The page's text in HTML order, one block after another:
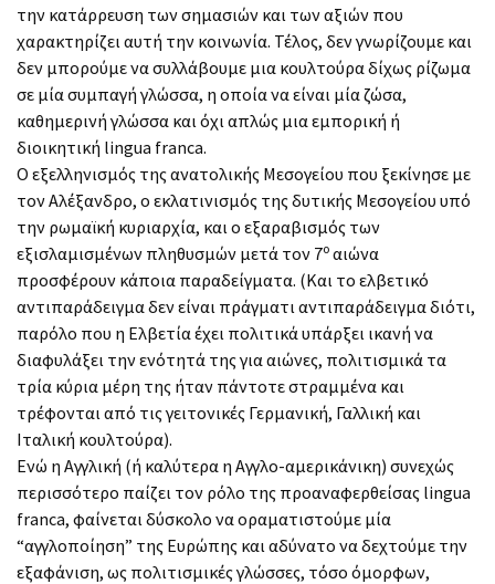
την κατάρρευση των σημασιών και των αξιών που
χαρακτηρίζει αυτή την κοινωνία. Τέλος, δεν γνωρίζουμε και
δεν μπορούμε να συλλάβουμε μια κουλτούρα δίχως ρίζωμα
σε μία συμπαγή γλώσσα, η οποία να είναι μία ζώσα,
καθημερινή γλώσσα και όχι απλώς μια εμπορική ή
διοικητική lingua franca.
Ο εξελληνισμός της ανατολικής Μεσογείου που ξεκίνησε με
τον Αλέξανδρο, ο εκλατινισμός της δυτικής Μεσογείου υπό
την ρωμαϊκή κυριαρχία, και ο εξαραβισμός των
εξισλαμισμένων πληθυσμών μετά τον 7ο αιώνα
προσφέρουν κάποια παραδείγματα. (Και το ελβετικό
αντιπαράδειγμα δεν είναι πράγματι αντιπαράδειγμα διότι,
παρόλο που η Ελβετία έχει πολιτικά υπάρξει ικανή να
διαφυλάξει την ενότητά της για αιώνες, πολιτισμικά τα
τρία κύρια μέρη της ήταν πάντοτε στραμμένα και
τρέφονται από τις γειτονικές Γερμανική, Γαλλική και
Ιταλική κουλτούρα).
Ενώ η Αγγλική (ή καλύτερα η Αγγλο-αμερικάνικη) συνεχώς
περισσότερο παίζει τον ρόλο της προαναφερθείσας lingua
franca, φαίνεται δύσκολο να οραματιστούμε μία
“αγγλοποίηση” της Ευρώπης και αδύνατο να δεχτούμε την
εξαφάνιση, ως πολιτισμικές γλώσσες, τόσο όμορφων,